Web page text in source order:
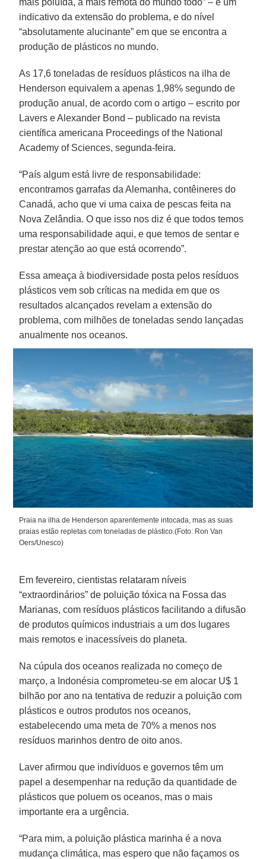
indicativo da extensão do problema, e do nível
“absolutamente alucinante” em que se encontra a
produção de plásticos no mundo.
As 17,6 toneladas de resíduos plásticos na ilha de
Henderson equivalem a apenas 1,98% segundo de
produção anual, de acordo com o artigo – escrito por
Lavers e Alexander Bond – publicado na revista
científica americana Proceedings of the National
Academy of Sciences, segunda-feira.
“País algum está livre de responsabilidade:
encontramos garrafas da Alemanha, contêineres do
Canadá, acho que vi uma caixa de pescas feita na
Nova Zelândia. O que isso nos diz é que todos temos
uma responsabilidade aqui, e que temos de sentar e
prestar atenção ao que está ocorrendo”.
Essa ameaça à biodiversidade posta pelos resíduos
plásticos vem sob críticas na medida em que os
resultados alcançados revelam a extensão do
problema, com milhões de toneladas sendo lançadas
anualmente nos oceanos.
Praia na ilha de Henderson aparentemente intocada, mas as suas
praias estão repletas com toneladas de plástico.(Foto: Ron Van
Oers/Unesco)
Em fevereiro, cientistas relataram níveis
“extraordinários” de poluição tóxica na Fossa das
Marianas, com resíduos plásticos facilitando a difusão
de produtos químicos industriais a um dos lugares
mais remotos e inacessíveis do planeta.
Na cúpula dos oceanos realizada no começo de
março, a Indonésia comprometeu-se em alocar U$ 1
bilhão por ano na tentativa de reduzir a poluição com
plásticos e outros produtos nos oceanos,
estabelecendo uma meta de 70% a menos nos
resíduos marinhos dentro de oito anos.
Laver afirmou que indivíduos e governos têm um
papel a desempenhar na redução da quantidade de
plásticos que poluem os oceanos, mas o mais
importante era a urgência.
“Para mim, a poluição plástica marinha é a nova
mudança climática, mas espero que não façamos os